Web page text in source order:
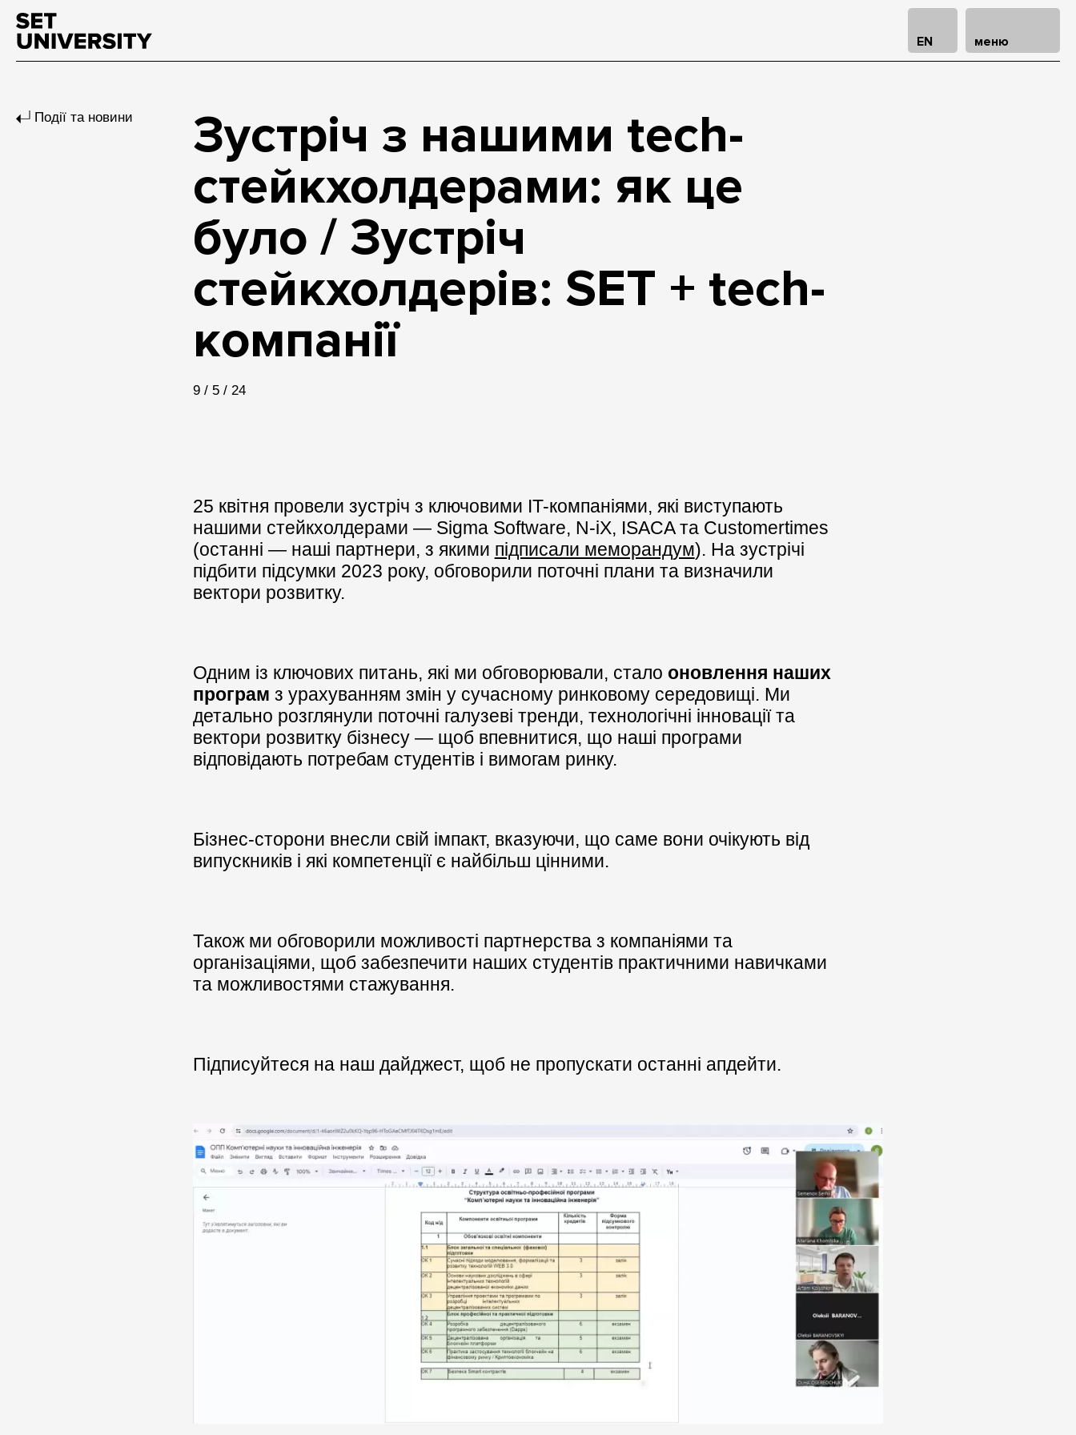
EN меню
Події та новини
Зустріч з нашими tech-
стейкхолдерами: як це
було / Зустріч
стейкхолдерів: SET + tech-
компанії
9 / 5 / 24
25 квітня провели зустріч з ключовими IT-компаніями, які виступають
нашими стейкхолдерами — Sigma Software, N-iХ, ISACA та Customertimes
(останні — наші партнери, з якими підписали меморандум). На зустрічі
підбити підсумки 2023 року, обговорили поточні плани та визначили
вектори розвитку.
Одним із ключових питань, які ми обговорювали, стало оновлення наших
програм з урахуванням змін у сучасному ринковому середовищі. Ми
детально розглянули поточні галузеві тренди, технологічні інновації та
вектори розвитку бізнесу — щоб впевнитися, що наші програми
відповідають потребам студентів і вимогам ринку.
Бізнес-сторони внесли свій імпакт, вказуючи, що саме вони очікують від
випускників і які компетенції є найбільш цінними.
Також ми обговорили можливості партнерства з компаніями та
організаціями, щоб забезпечити наших студентів практичними навичками
та можливостями стажування.
Підписуйтеся на наш дайджест, щоб не пропускати останні апдейти.